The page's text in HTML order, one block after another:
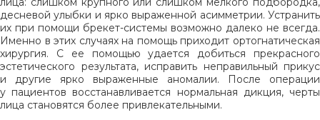
десневой улыбки и ярко выраженной асимметрии. Устранить
их при помощи брекет-системы возможно далеко не всегда.
Именно в этих случаях на помощь приходит ортогнатическая
хирургия. С ее помощью удается добиться прекрасного
эстетического результата, исправить неправильный прикус
и другие ярко выраженные аномалии. После операции
у пациентов восстанавливается нормальная дикция, черты
лица становятся более привлекательными.